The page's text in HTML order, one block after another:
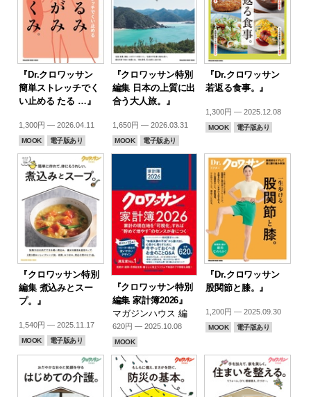
『Dr.クロワッサン
簡単ストレッチでく
い止める たる …』
1,300円 — 2026.04.11
MOOK 電子版あり
『クロワッサン特別
編集 日本の上質に出
合う大人旅。』
1,650円 — 2026.03.31
MOOK 電子版あり
『Dr.クロワッサン
若返る食事。』
1,300円 — 2025.12.08
MOOK 電子版あり
『クロワッサン特別
編集 煮込みとスー
プ。』
1,540円 — 2025.11.17
MOOK 電子版あり
『クロワッサン特別
編集 家計簿2026』
マガジンハウス 編
620円 — 2025.10.08
MOOK
『Dr.クロワッサン
股関節と膝。』
1,200円 — 2025.09.30
MOOK 電子版あり